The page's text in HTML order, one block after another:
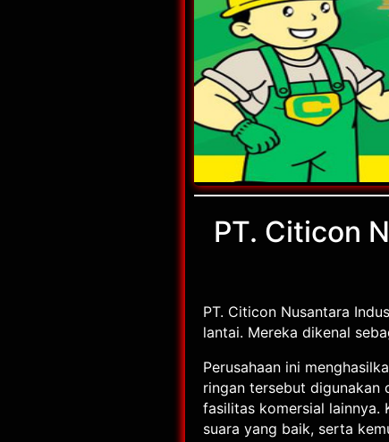
PT. Citicon
PT. Citicon Nusantara
lantai. Mereka dikenal
Perusahaan ini
ringan tersebut digunakan
fasilitas komersial lainnya.
suara yang baik, serta